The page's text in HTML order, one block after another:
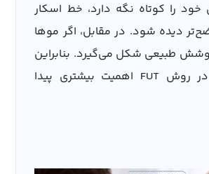
خود را کوتاه نگه دارد، خط اسکار
دیده شود. در مقابل، اگر موها
پوشش طبیعی شکل می‌گیرد. بنابراین
نوع مدل مو در روش FUT اهمیت بیشتری پیدا